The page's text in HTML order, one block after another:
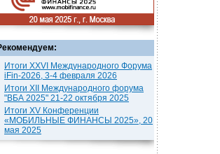
Итоги XXVI Международного Форума
iFin-2026, 3-4 февраля 2026
Итоги XII Международного форума
"ВБА 2025" 21-22 октября 2025
Итоги XV Конференции
«МОБИЛЬНЫЕ ФИНАНСЫ 2025», 20
мая 2025